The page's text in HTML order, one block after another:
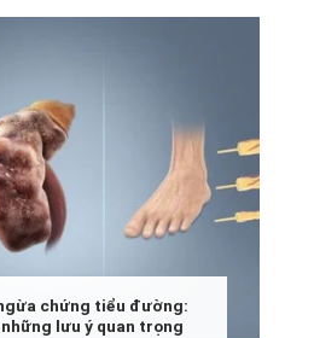
chứng tiểu đường:
lưu ý quan trọng